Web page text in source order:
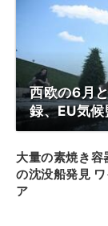
西欧の6月
録、EU気
大量の素焼き
の沈没船発見
ア